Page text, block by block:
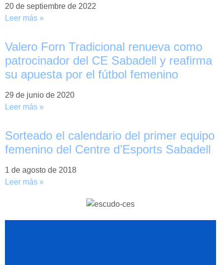
20 de septiembre de 2022
Leer más »
Valero Forn Tradicional renueva como
patrocinador del CE Sabadell y reafirma
su apuesta por el fútbol femenino
29 de junio de 2020
Leer más »
Sorteado el calendario del primer equipo
femenino del Centre d’Esports Sabadell
1 de agosto de 2018
Leer más »